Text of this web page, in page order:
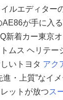
ルエディター
が手に入
新着カー東京
ムス ヘリテー
いトヨタ アク
進・上質”なイ
ットが放つス